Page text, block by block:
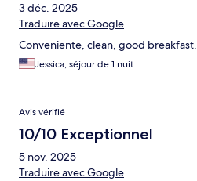
3 déc. 2025
Traduire avec Google
Conveniente, clean, good breakfast.
Jessica, séjour de 1 nuit
Avis vérifié
10/10 Exceptionnel
5 nov. 2025
Traduire avec Google